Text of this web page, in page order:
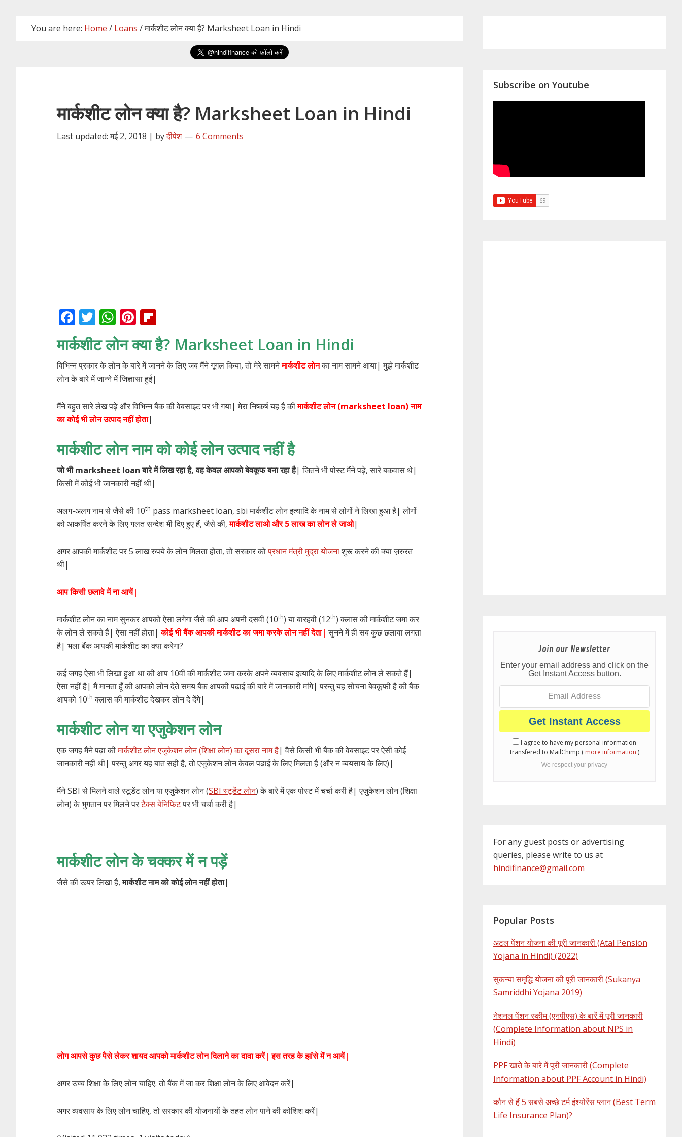
You are here: Home / Loans /मार्कशीट लोन क्या है? Marksheet Loan in Hindi
मार्कशीट लोन क्या है? Marksheet Loan in Hindi
Last updated: मई 2, 2018 | byदीपेश 6 Comments
F
ac
e
b
o
o
k
T
itt
er
W
h
at
s
A
p
p
Pi
er
e
st
p
b
o
d
मार्कशीट लोन क्या है? Marksheet Loan in Hindi
विभिन्न प्रकार के लोन के बारे में जानने के लिए जब मैंने गूगल किया, तो मेरे सामनेमार्कशीट लोनका नाम सामने आया| मुझे मार्कशीट
लोन के बारे में जान्ने में जिज्ञासा हुई|
मैंने बहुत सारे लेख पढ़े और विभिन्न बैंक की वेबसाइट पर भी गया| मेरा निष्कर्ष यह है कीमार्कशीट लोन (marksheet loan) नाम
का कोई भी लोन उत्पाद नहीं होता|
मार्कशीट लोन नाम को कोई लोन उत्पाद नहीं है
जो भी marksheet loan बारे में लिख रहा है, वह केवल आपको बेवकूफ बना रहा है| जितने भी पोस्ट मैंने पढ़े, सारे बकवास थे|
किसी में कोई भी जानकारी नहीं थी|
अलग-अलग नाम से जैसे की 10th pass marksheet loan, sbi मार्कशीट लोन इत्यादि के नाम से लोगों ने लिखा हुआ है| लोगों
को आकर्षित करने के लिए गलत सन्देश भी दिए हुए हैं, जैसे की,मार्कशीट लाओ और 5 लाख का लोन ले जाओ|
अगर आपकी मार्कशीट पर 5 लाख रुपये के लोन मिलता होता, तो सरकार कोप्रधान मंत्री मुद्रा योजनाशुरू करने की क्या ज़रुरत
थी|
आप किसी छलावे में ना आयें|
मार्कशीट लोन का नाम सुनकर आपको ऐसा लगेगा जैसे की आप अपनी दसवीं (10th) या बारहवी (12th) क्लास की मार्कशीट जमा कर
के लोन ले सकते हैं| ऐसा नहीं होता|कोई भी बैंक आपकी मार्कशीट का जमा करके लोन नहीं देता| सुनने में ही सब कुछ छलावा लगता
है| भला बैंक आपकी मार्कशीट का क्या करेगा?
कई जगह ऐसा भी लिखा हुआ था की आप 10वीं की मार्कशीट जमा करके अपने व्यवसाय इत्यादि के लिए मार्कशीट लोन ले सकते हैं|
ऐसा नहीं है| मैं मानता हूँ की आपको लोन देते समय बैंक आपकी पढाई की बारे में जानकारी मांगे| परन्तु यह सोचना बेवकूफी है की बैंक
आपको 10th क्लास की मार्कशीट देखकर लोन दे देंगे|
मार्कशीट लोन या एजुकेशन लोन
एक जगह मैंने पढ़ा कीमार्कशीट लोन एजुकेशन लोन (शिक्षा लोन) का दूसरा नाम है| वैसे किसी भी बैंक की वेबसाइट पर ऐसी कोई
जानकारी नहीं थी| परन्तु अगर यह बात सही है, तो एजुकेशन लोन केवल पढाई के लिए मिलता है (और न व्ययसाय के लिए)|
मैंने SBI से मिलने वाले स्टूडेंट लोन या एजुकेशन लोन (SBI स्टूडेंट लोन) के बारे में एक पोस्ट में चर्चा करी है| एजुकेशन लोन (शिक्षा
लोन) के भुगतान पर मिलने परटैक्स बेनिफिटपर भी चर्चा करी है|
मार्कशीट लोन के चक्कर में न पड़ें
जैसे की ऊपर लिखा है,मार्कशीट नाम को कोई लोन नहीं होता|
लोग आपसे कुछ पैसे लेकर शायद आपको मार्कशीट लोन दिलाने का दावा करें| इस तरह के झांसे में न आयें|
अगर उच्च शिक्षा के लिए लोन चाहिए. तो बैंक में जा कर शिक्षा लोन के लिए आवेदन करें|
अगर व्यवसाय के लिए लोन चाहिए, तो सरकार की योजनायों के तहत लोन पाने की कोशिश करें|
Subscribe on Youtube
Join our Newsletter
Enter your email address and click on the
Get Instant Access button.
I agree to have my personal information
transfered to MailChimp ( more information )
We respect your privacy
For any guest posts or advertising
queries, please write to us at
hindifinance@gmail.com
Popular Posts
अटल पेंशन योजना की पूरी जानकारी (Atal Pension
Yojana in Hindi) (2022)
सुकन्या समृद्धि योजना की पूरी जानकारी (Sukanya
Samriddhi Yojana 2019)
नेशनल पेंशन स्कीम (एनपीएस) के बारें में पूरी जानकारी
(Complete Information about NPS in
Hindi)
PPF खाते के बारे में पूरी जानकारी (Complete
Information about PPF Account in Hindi)
कौन से हैं 5 सबसे अच्छे टर्म इंश्योरेंस प्लान (Best Term
Life Insurance Plan)?